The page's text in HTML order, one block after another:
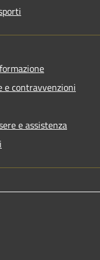
e contravvenzioni
e assistenza